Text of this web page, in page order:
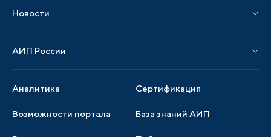
Аналитика Сертификация
Возможности портала
Образцы документов
База знаний АИП
Мероприятия отрасли
Новости
Новости отрасли
АИП России
Члены ассоциации
Услуги ассоциации